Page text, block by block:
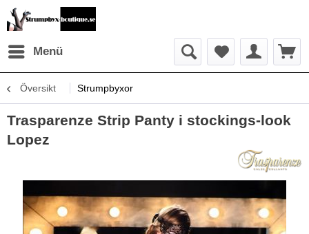
Menü
Översikt Strumpbyxor
Trasparenze Strip Panty i stockings-look
Lopez